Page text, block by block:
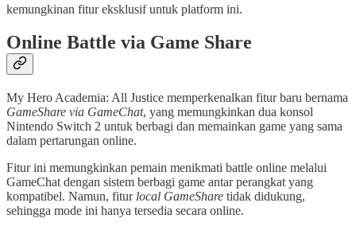
kemungkinan fitur eksklusif untuk platform ini.
Online Battle via Game Share
My Hero Academia: All Justice memperkenalkan fitur baru bernama
GameShare via GameChat, yang memungkinkan dua konsol
Nintendo Switch 2 untuk berbagi dan memainkan game yang sama
dalam pertarungan online.
Fitur ini memungkinkan pemain menikmati battle online melalui
GameChat dengan sistem berbagi game antar perangkat yang
kompatibel. Namun, fitur local GameShare tidak didukung,
sehingga mode ini hanya tersedia secara online.